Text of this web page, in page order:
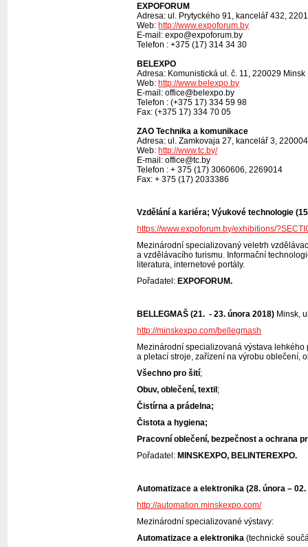
EXPOFORUM
Adresa: ul. Prytyckého 91, kancelář 432,
Web:http://www.expoforum.by
E-mail: expo@expoforum.by
Telefon : +375 (17) 314 34 30
BELEXPO
Adresa: Komunistická ul. č. 11, 220029 Minsk
Web:http://www.belexpo.by
E-mail: office@belexpo.by
Telefon : (+375 17) 334 59 98
Fax: (+375 17) 334 70 05
ZAO Technika a komunikace
Adresa: ul. Zamkovaja 27, kancelář 3,
Web:http://www.tc.by/
E-mail: office@tc.by
Telefon : + 375 (17) 3060606, 2269014
Fax: + 375 (17) 2033386
Vzdělání a kariéra; Výukové technologie
https://www.expoforum.by/exhibitions/
Mezinárodní specializovaný veletrh
a vzdělávacího turismu. Informační
literatura, internetové portály.
Pořadatel:EXPOFORUM.
BELLEGMAŠ (21. - 23. února 2018) Minsk,
http://minskexpo.com/bellegmash
Mezinárodní specializovaná výstava
a pletací stroje, zařízení na výrobu oblečení,
Všechno pro šití;
Obuv, oblečení, textil;
Čistírna a prádelna;
Čistota a hygiena;
Pracovní oblečení, bezpečnost a ochrana
Pořadatel:MINSKEXPO, BELINTEREXPO.
Automatizace a elektronika (28. února – 02.
http://automation.minskexpo.com/
Mezinárodní specializované výstavy:
Automatizace a elektronika(technické